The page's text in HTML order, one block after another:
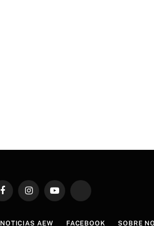
FacebookInstagramYouTube TikTok
NOTICIAS AEW FACEBOOK SOBRE